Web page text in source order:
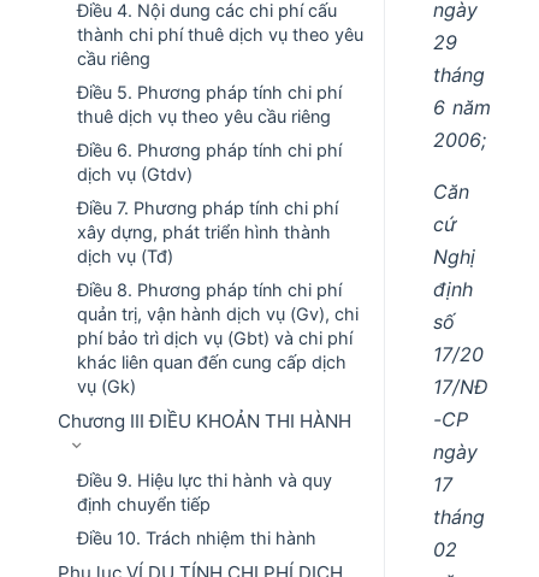
Điều 4. Nội dung các chi phí cấu
thành chi phí thuê dịch vụ theo yêu
cầu riêng
Điều 5. Phương pháp tính chi phí
thuê dịch vụ theo yêu cầu riêng
Điều 6. Phương pháp tính chi phí
dịch vụ (Gtdv)
Điều 7. Phương pháp tính chi phí
xây dựng, phát triển hình thành
dịch vụ (Tđ)
Điều 8. Phương pháp tính chi phí
quản trị, vận hành dịch vụ (Gv), chi
phí bảo trì dịch vụ (Gbt) và chi phí
khác liên quan đến cung cấp dịch
vụ (Gk)
Chương III ĐIỀU KHOẢN THI HÀNH
Điều 9. Hiệu lực thi hành và quy
định chuyển tiếp
Điều 10. Trách nhiệm thi hành
Phụ lục VÍ DỤ TÍNH CHI PHÍ DỊCH
ngày
29
tháng
6 năm
2006;
Căn
cứ
Nghị
định
số
17/20
17/NĐ
-CP
ngày
17
tháng
02